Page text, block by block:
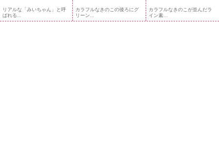
リアルな「みいちゃん」と呼
ばれる...
カラフルなきのこの後ろにグ
リーン...
カラフルなきのこが並んだラ
イン素...